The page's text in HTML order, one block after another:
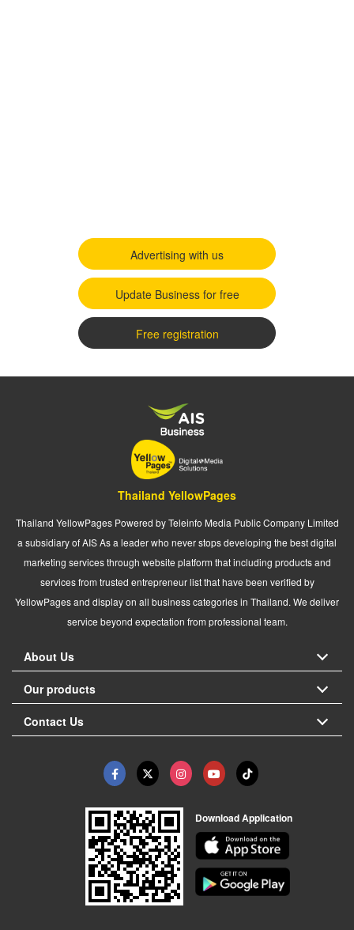
Advertising with us
Update Business for free
Free registration
Thailand YellowPages
Thailand YellowPages Powered by Teleinfo Media Public Company Limited
a subsidiary of AIS As a leader who never stops developing the best digital
marketing services through website platform that including products and
services from trusted entrepreneur list that have been verified by
YellowPages and display on all business categories in Thailand. We deliver
service beyond expectation from professional team.
About Us
Our products
Contact Us
Download Application